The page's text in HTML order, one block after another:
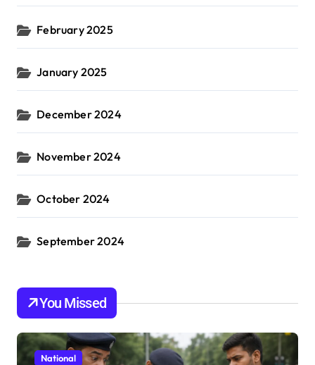
February 2025
January 2025
December 2024
November 2024
October 2024
September 2024
You Missed
National